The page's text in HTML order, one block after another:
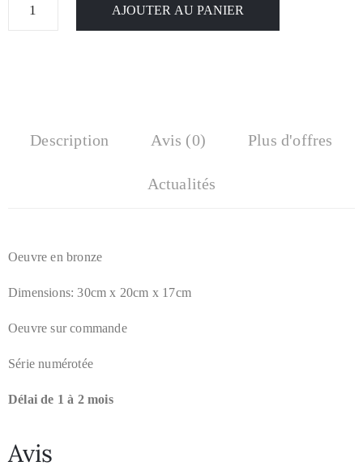
AJOUTER AU PANIER
Description Avis (0) Plus d'offres
Actualités
Oeuvre en bronze
Dimensions: 30cm x 20cm x 17cm
Oeuvre sur commande
Série numérotée
Délai de 1 à 2 mois
Avis